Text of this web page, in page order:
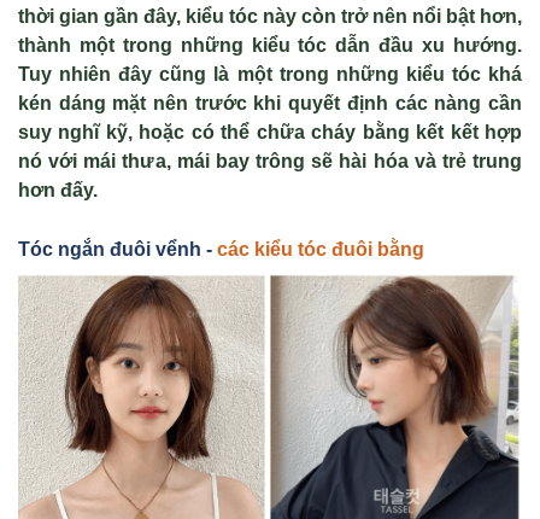
thời gian gần đây, kiểu tóc này còn trở nên nổi bật hơn,
thành một trong những kiểu tóc dẫn đầu xu hướng.
Tuy nhiên đây cũng là một trong những kiểu tóc khá
kén dáng mặt nên trước khi quyết định các nàng cần
suy nghĩ kỹ, hoặc có thể chữa cháy bằng kết kết hợp
nó với mái thưa, mái bay trông sẽ hài hóa và trẻ trung
hơn đấy.
Tóc ngắn đuôi vểnh - các kiểu tóc đuôi bằng